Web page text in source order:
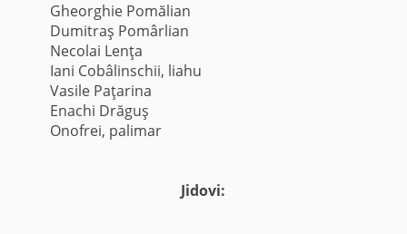
Gheorghie Pomălian
Dumitraş Pomârlian
Necolai Lenţa
Iani Cobâlinschii, liahu
Vasile Paţarina
Enachi Drăguş
Onofrei, palimar
Jidovi: